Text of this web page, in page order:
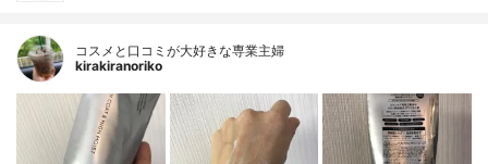
コスメと口コミが大好きな専業主婦
kirakiranoriko